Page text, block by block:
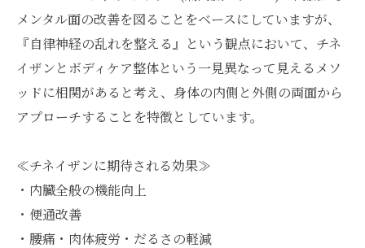
メンタル面の改善を図ることをベースにしていますが、
『自律神経の乱れを整える』という観点において、チネ
イザンとボディケア整体という一見異なって見えるメソ
ッドに相関があると考え、身体の内側と外側の両面から
アプローチすることを特徴としています。
≪チネイザンに期待される効果≫
・内臓全般の機能向上
・便通改善
・腰痛・肉体疲労・だるさの軽減